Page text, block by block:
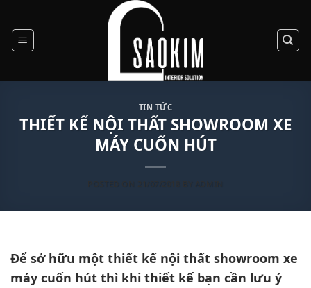
content
TIN TỨC
THIẾT KẾ NỘI THẤT SHOWROOM XE
MÁY CUỐN HÚT
Để sở hữu một thiết kế nội thất showroom xe
máy cuốn hút thì khi thiết kế bạn cần lưu ý